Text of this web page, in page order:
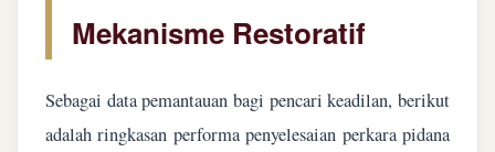
Mekanisme Restoratif
Sebagai data pemantauan bagi pencari keadilan, berikut
adalah ringkasan performa penyelesaian perkara pidana